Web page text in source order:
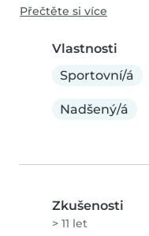
Přečtěte si více
Vlastnosti
Sportovní/á
Nadšený/á
Zkušenosti
> 11 let